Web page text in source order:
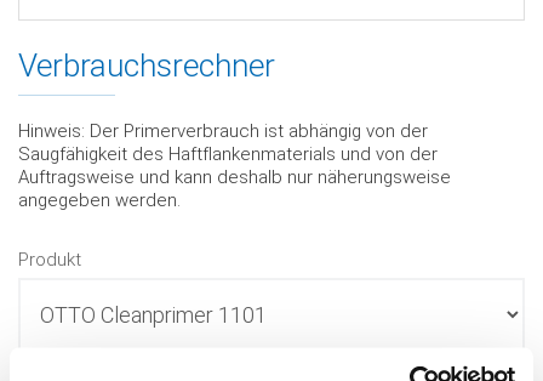
Verbrauchsrechner
Hinweis: Der Primerverbrauch ist abhängig von der
Saugfähigkeit des Haftflankenmaterials und von der
Auftragsweise und kann deshalb nur näherungsweise
angegeben werden.
Produkt